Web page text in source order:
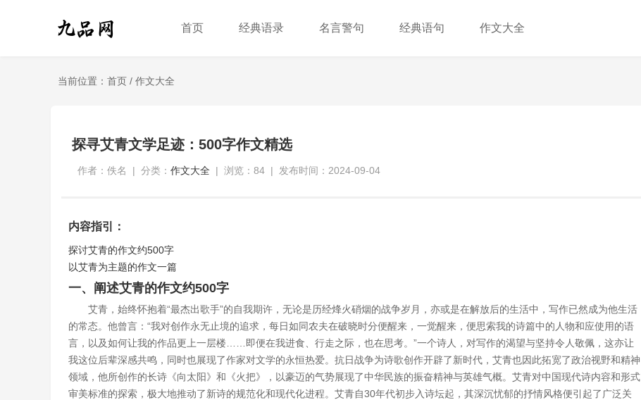
首页 经典语录 名言警句 经典语句 作文大全
当前位置： 首页 / 作文大全
探寻艾青文学足迹：500字作文精选
作者：佚名 | 分类： 作文大全 | 浏览：84 | 发布时间：2024-09-04
内容指引：
探讨艾青的作文约500字
以艾青为主题的作文一篇
一、阐述艾青的作文约500字
艾青，始终怀抱着“最杰出歌手”的自我期许，无论是历经烽火硝烟的战争岁月，亦或是在解放后的生活中，写作已然成为他生活
的常态。他曾言：“我对创作永无止境的追求，每日如同农夫在破晓时分便醒来，一觉醒来，便思索我的诗篇中的人物和应使用的语
言，以及如何让我的作品更上一层楼……即便在我进食、行走之际，也在思考。”一个诗人，对写作的渴望与坚持令人敬佩，这亦让
我这位后辈深感共鸣，同时也展现了作家对文学的永恒热爱。抗日战争为诗歌创作开辟了新时代，艾青也因此拓宽了政治视野和精神
领域，他所创作的长诗《向太阳》和《火把》，以豪迈的气势展现了中华民族的振奋精神与英雄气概。艾青对中国现代诗内容和形式
审美标准的探索，极大地推动了新诗的规范化和现代化进程。艾青自30年代初步入诗坛起，其深沉忧郁的抒情风格便引起了广泛关